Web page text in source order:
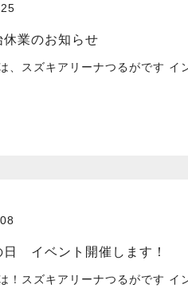
休業のお知らせ
、スズキアリーナつるがです
日 イベント開催します！
！スズキアリーナつるがです